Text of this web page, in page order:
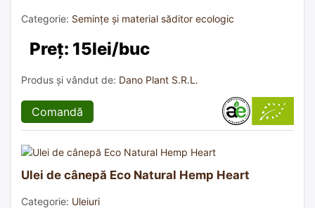
Categorie: Semințe și material săditor ecologic
Preț: 15lei/buc
Produs și vândut de: Dano Plant S.R.L.
Comandă
Ulei de cânepă Eco Natural Hemp Heart
Categorie: Uleiuri